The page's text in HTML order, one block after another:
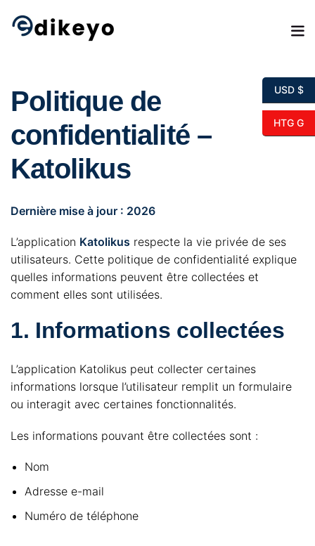
Politique de
confidentialité –
Katolikus
Dernière mise à jour : 2026
L’application Katolikus respecte la vie privée de ses
utilisateurs. Cette politique de confidentialité explique
quelles informations peuvent être collectées et
comment elles sont utilisées.
1. Informations collectées
L’application Katolikus peut collecter certaines
informations lorsque l’utilisateur remplit un formulaire
ou interagit avec certaines fonctionnalités.
Les informations pouvant être collectées sont :
Nom
Adresse e-mail
Numéro de téléphone
USD $
HTG G